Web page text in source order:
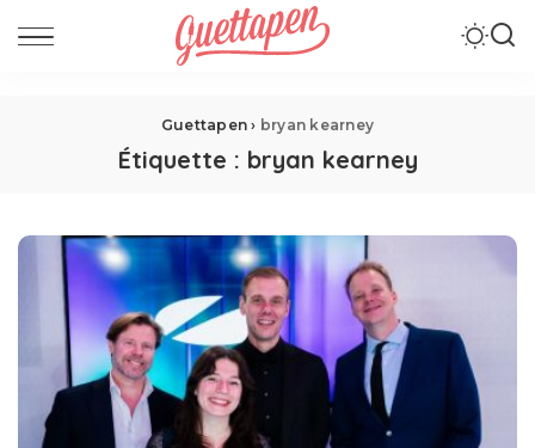
Guettapen › bryan kearney
Étiquette : bryan kearney